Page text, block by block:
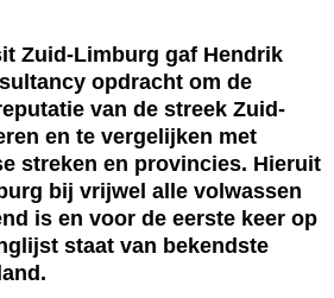
Zuid-Limburg gaf Hendrik
opdracht om de
van de streek Zuid-
en te vergelijken met
streken en provincies. Hieruit
bij vrijwel alle volwassen
is en voor de eerste keer op
staat van bekendste